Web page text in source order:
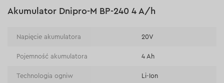
Akumulator Dnipro-M BP-240 4 A/h
Napięcie akumulatora 20V
Pojemność akumulatora 4 Ah
Technologia ogniw Li-Ion